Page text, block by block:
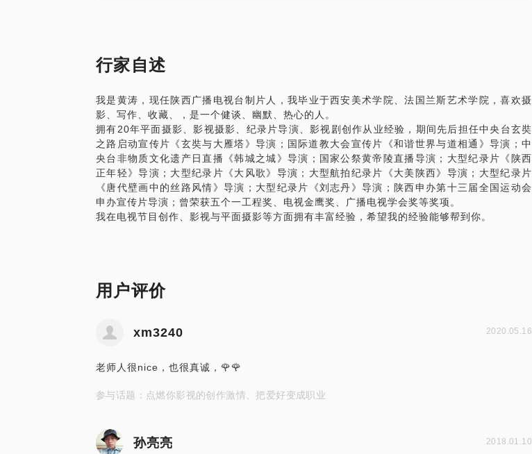
如何形成可执行的好的视频制作文案。
PS.在选择与我见面前，请把你的问题更具体化。毕竟一小时的谈话只能解决一个小问
面。
行家自述
我是黄涛，现任陕西广播电视台制片人，我毕业于西安美术学院、法国兰斯艺术学院，喜欢摄
影、写作、收藏、，是一个健谈、幽默、热心的人。
拥有20年平面摄影、影视摄影、纪录片导演、影视剧创作从业经验，期间先后担任中央台玄奘
之路启动宣传片《玄奘与大雁塔》导演；国际道教大会宣传片《和谐世界与道相通》导演；中
央台非物质文化遗产日直播《韩城之城》导演；国家公祭黄帝陵直播导演；大型纪录片《陕西
正年轻》导演；大型纪录片《大风歌》导演；大型航拍纪录片《大美陕西》导演；大型纪录片
《唐代壁画中的丝路风情》导演；大型纪录片《刘志丹》导演；陕西申办第十三届全国运动会
申办宣传片导演；曾荣获五个一工程奖、电视金鹰奖、广播电视学会奖等奖项。
我在电视节目创作、影视与平面摄影等方面拥有丰富经验，希望我的经验能够帮到你。
用户评价
xm3240 2020.05.16
老师人很nice，也很真诚，🌹🌹
参与话题：点燃你影视的创作激情、把爱好变成职业
孙亮亮 2018.01.10